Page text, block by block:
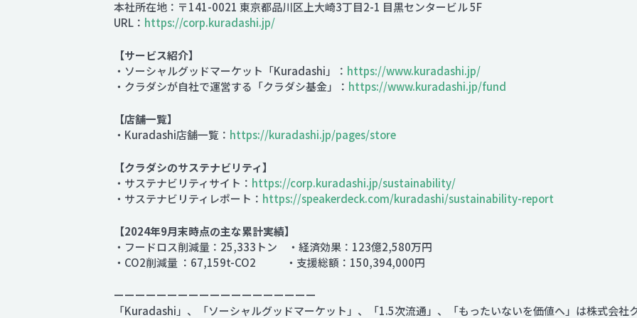
本社所在地：〒141-0021 東京都品川区上大崎3丁目2-1 目黒センタービル 5F
URL： https://corp.kuradashi.jp/
【サービス紹介】
・ソーシャルグッドマーケット「Kuradashi」： https://www.kuradashi.jp/
・クラダシが自社で運営する「クラダシ基金」： https://www.kuradashi.jp/fund
【店舗一覧】
・Kuradashi店舗一覧： https://kuradashi.jp/pages/store
【クラダシのサステナビリティ】
・サステナビリティサイト： https://corp.kuradashi.jp/sustainability/
・サステナビリティレポート： https://speakerdeck.com/kuradashi/sustainability-report
【2024年9月末時点の主な累計実績】
・フードロス削減量：25,333トン ・経済効果：123億2,580万円
・CO2削減量 ：67,159t-CO2 ・支援総額：150,394,000円
ーーーーーーーーーーーーーーーーーーー
「Kuradashi」、「ソーシャルグッドマーケット」、「1.5次流通」、「もったいないを価値へ」は株式会社